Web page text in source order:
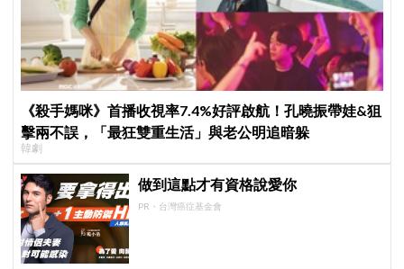
《殺手媽咪》首播收視率7.4%好評啟航！孔曉振帶娃&狙
擊兩不誤，「最狂雙重生活」與老公明追暗躲
韓劇
做到這點才有資格說愛你
PR・台灣癌症基金會